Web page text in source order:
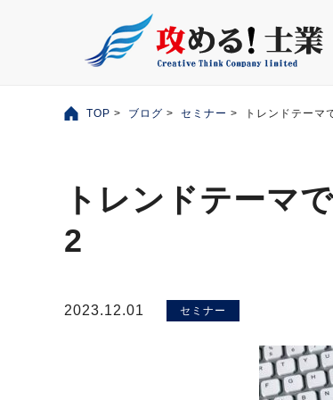
TOP > ブログ > セミナー > トレンドテーマ
トレンドテーマ
2
2023.12.01 セミナー